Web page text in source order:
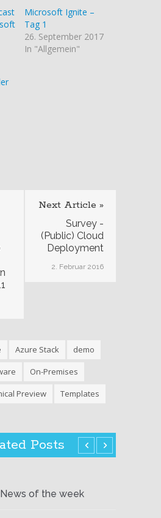
Microsoft Ignite –
Tag 1
26. September 2017
In "Allgemein"
Next Article »
Survey -
(Public) Cloud
Deployment
2. Februar 2016
Azure Stack
demo
On-Premises
Preview Templates
Posts
of the week